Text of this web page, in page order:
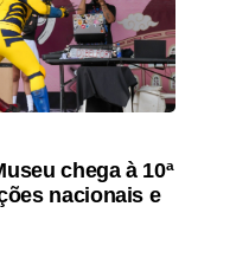
chega à 10ª
nacionais e